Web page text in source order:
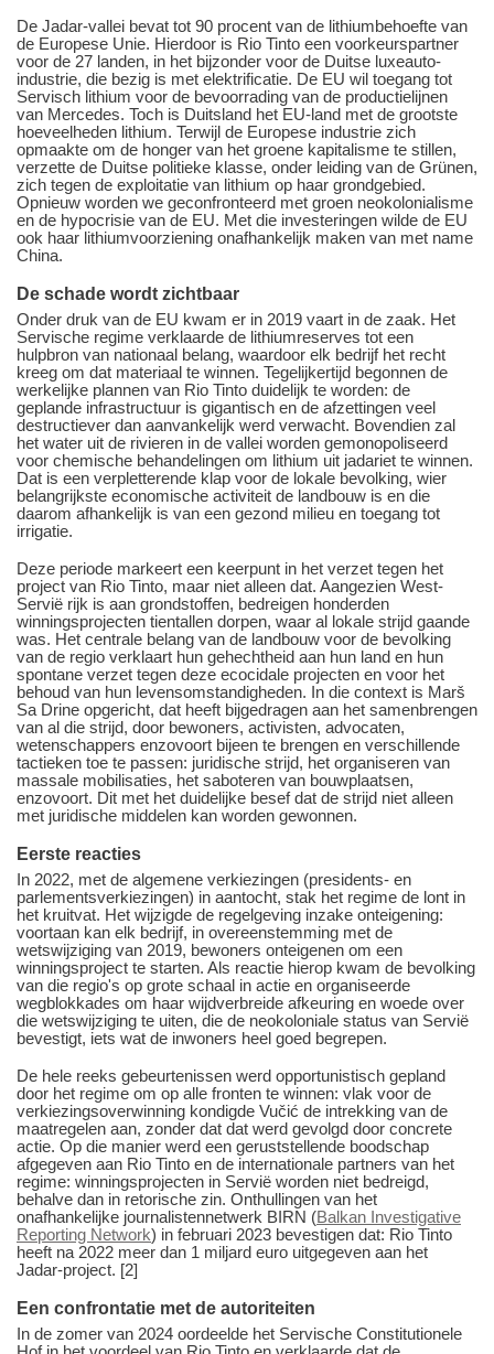
De Jadar-vallei bevat tot 90 procent van de lithiumbehoefte van
de Europese Unie. Hierdoor is Rio Tinto een voorkeurspartner
voor de 27 landen, in het bijzonder voor de Duitse luxeauto-
industrie, die bezig is met elektrificatie. De EU wil toegang tot
Servisch lithium voor de bevoorrading van de productielijnen
van Mercedes. Toch is Duitsland het EU-land met de grootste
hoeveelheden lithium. Terwijl de Europese industrie zich
opmaakte om de honger van het groene kapitalisme te stillen,
verzette de Duitse politieke klasse, onder leiding van de Grünen,
zich tegen de exploitatie van lithium op haar grondgebied.
Opnieuw worden we geconfronteerd met groen neokolonialisme
en de hypocrisie van de EU. Met die investeringen wilde de EU
ook haar lithiumvoorziening onafhankelijk maken van met name
China.
De schade wordt zichtbaar
Onder druk van de EU kwam er in 2019 vaart in de zaak. Het
Servische regime verklaarde de lithiumreserves tot een
hulpbron van nationaal belang, waardoor elk bedrijf het recht
kreeg om dat materiaal te winnen. Tegelijkertijd begonnen de
werkelijke plannen van Rio Tinto duidelijk te worden: de
geplande infrastructuur is gigantisch en de afzettingen veel
destructiever dan aanvankelijk werd verwacht. Bovendien zal
het water uit de rivieren in de vallei worden gemonopoliseerd
voor chemische behandelingen om lithium uit jadariet te winnen.
Dat is een verpletterende klap voor de lokale bevolking, wier
belangrijkste economische activiteit de landbouw is en die
daarom afhankelijk is van een gezond milieu en toegang tot
irrigatie.
Deze periode markeert een keerpunt in het verzet tegen het
project van Rio Tinto, maar niet alleen dat. Aangezien West-
Servië rijk is aan grondstoffen, bedreigen honderden
winningsprojecten tientallen dorpen, waar al lokale strijd gaande
was. Het centrale belang van de landbouw voor de bevolking
van de regio verklaart hun gehechtheid aan hun land en hun
spontane verzet tegen deze ecocidale projecten en voor het
behoud van hun levensomstandigheden. In die context is Marš
Sa Drine opgericht, dat heeft bijgedragen aan het samenbrengen
van al die strijd, door bewoners, activisten, advocaten,
wetenschappers enzovoort bijeen te brengen en verschillende
tactieken toe te passen: juridische strijd, het organiseren van
massale mobilisaties, het saboteren van bouwplaatsen,
enzovoort. Dit met het duidelijke besef dat de strijd niet alleen
met juridische middelen kan worden gewonnen.
Eerste reacties
In 2022, met de algemene verkiezingen (presidents- en
parlementsverkiezingen) in aantocht, stak het regime de lont in
het kruitvat. Het wijzigde de regelgeving inzake onteigening:
voortaan kan elk bedrijf, in overeenstemming met de
wetswijziging van 2019, bewoners onteigenen om een
winningsproject te starten. Als reactie hierop kwam de bevolking
van die regio's op grote schaal in actie en organiseerde
wegblokkades om haar wijdverbreide afkeuring en woede over
die wetswijziging te uiten, die de neokoloniale status van Servië
bevestigt, iets wat de inwoners heel goed begrepen.
De hele reeks gebeurtenissen werd opportunistisch gepland
door het regime om op alle fronten te winnen: vlak voor de
verkiezingsoverwinning kondigde Vučić de intrekking van de
maatregelen aan, zonder dat dat werd gevolgd door concrete
actie. Op die manier werd een geruststellende boodschap
afgegeven aan Rio Tinto en de internationale partners van het
regime: winningsprojecten in Servië worden niet bedreigd,
behalve dan in retorische zin. Onthullingen van het
onafhankelijke journalistennetwerk BIRN (Balkan Investigative
Reporting Network) in februari 2023 bevestigen dat: Rio Tinto
heeft na 2022 meer dan 1 miljard euro uitgegeven aan het
Jadar-project. [2]
Een confrontatie met de autoriteiten
In de zomer van 2024 oordeelde het Servische Constitutionele